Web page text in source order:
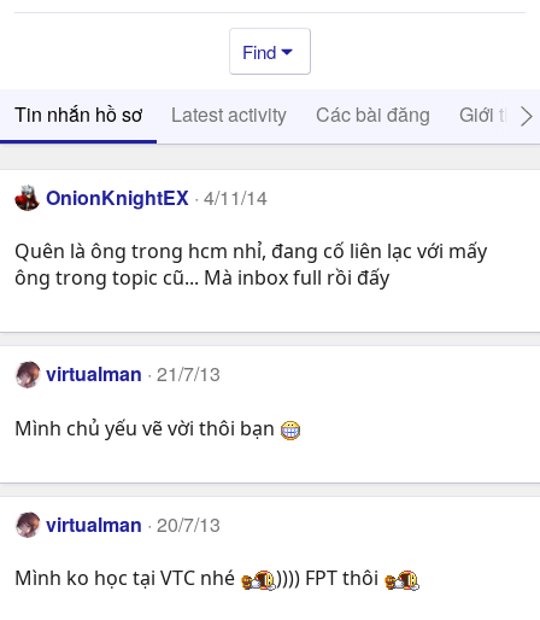
Find
Tin nhắn hồ sơ Latest activity Các bài đăng Giới thiệu
OnionKnightEX 4/11/14
Quên là ông trong hcm nhỉ, đang cố liên lạc với mấy
ông trong topic cũ... Mà inbox full rồi đấy
virtualman 21/7/13
Mình chủ yếu vẽ vời thôi bạn
virtualman 20/7/13
Mình ko học tại VTC nhé )))) FPT thôi